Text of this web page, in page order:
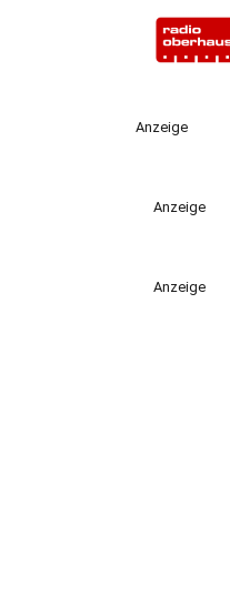
Anzeige
Anzeige
Anzeige